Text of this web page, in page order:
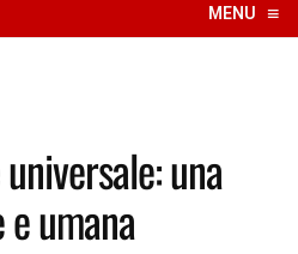
MENU ≡
☰
una
umana